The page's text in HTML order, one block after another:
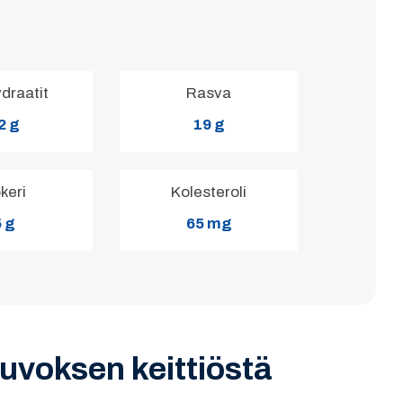
g
Rasva
19 g
g
Kolesteroli
65 mg
keittiöstä